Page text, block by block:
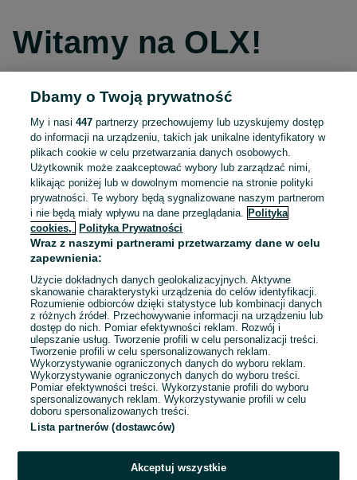
Witamy na OLX!
Kontynuuj przez Facebooka
Kontynuuj przez konto Apple
Kontynuuj przez konto Google
LUB
E-mail
Hasło
Dbamy o Twoją prywatność
My i nasi447 partnerzy przechowujemy lub uzyskujemy dostęp
do informacji na urządzeniu, takich jak unikalne identyfikatory w
plikach cookie w celu przetwarzania danych osobowych.
Użytkownik może zaakceptować wybory lub zarządzać nimi,
klikając poniżej lub w dowolnym momencie na stronie polityki
prywatności. Te wybory będą sygnalizowane naszym partnerom
i nie będą miały wpływu na dane przeglądania.
Polityka
cookies,
Polityka Prywatności
Wraz z naszymi partnerami przetwarzamy dane w celu
zapewnienia:
Użycie dokładnych danych geolokalizacyjnych. Aktywne
skanowanie charakterystyki urządzenia do celów identyfikacji.
Rozumienie odbiorców dzięki statystyce lub kombinacji danych
z różnych źródeł. Przechowywanie informacji na urządzeniu lub
dostęp do nich. Pomiar efektywności reklam. Rozwój i
ulepszanie usług. Tworzenie profili w celu personalizacji treści.
Tworzenie profili w celu spersonalizowanych reklam.
Wykorzystywanie ograniczonych danych do wyboru reklam.
Wykorzystywanie ograniczonych danych do wyboru treści.
Pomiar efektywności treści. Wykorzystanie profili do wyboru
spersonalizowanych reklam. Wykorzystywanie profili w celu
doboru spersonalizowanych treści.
Lista partnerów (dostawców)
Akceptuj wszystkie